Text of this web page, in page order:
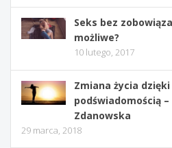
Seks bez
możliwe?
10 lutego, 2017
Zmiana życia
podświadomością
Zdanowska
29 marca, 2018